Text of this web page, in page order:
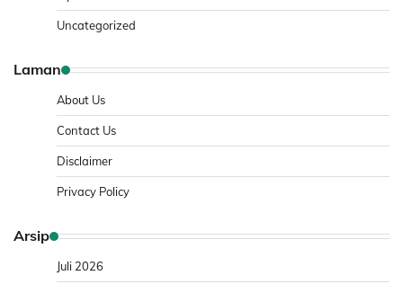
Uncategorized
Laman
About Us
Contact Us
Disclaimer
Privacy Policy
Arsip
Juli 2026